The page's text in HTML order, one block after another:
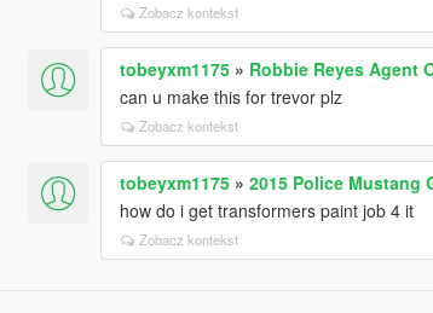
Zobacz kontekst
tobeyxm1175» Robbie Reyes Agent
can u make this for trevor plz
Zobacz kontekst
tobeyxm1175» 2015 Police Mustang
how do i get transformers paint job 4 it
Zobacz kontekst